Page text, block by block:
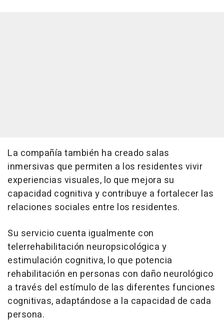
La compañía también ha creado salas
inmersivas que permiten a los residentes vivir
experiencias visuales, lo que mejora su
capacidad cognitiva y contribuye a fortalecer las
relaciones sociales entre los residentes.
Su servicio cuenta igualmente con
telerrehabilitación neuropsicológica y
estimulación cognitiva, lo que potencia
rehabilitación en personas con daño neurológico
a través del estímulo de las diferentes funciones
cognitivas, adaptándose a la capacidad de cada
persona.